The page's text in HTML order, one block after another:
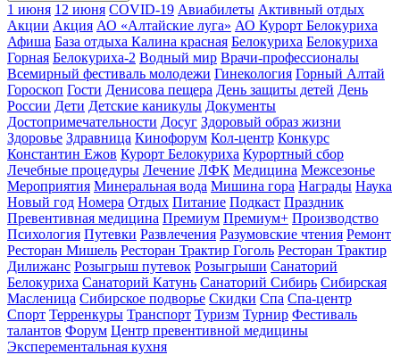
1 июня 12 июня COVID-19 Авиабилеты Активный отдых
Акции Акция АО «Алтайские луга» АО Курорт Белокуриха
Афиша База отдыха Калина красная Белокуриха Белокуриха
Горная Белокуриха-2 Водный мир Врачи-профессионалы
Всемирный фестиваль молодежи Гинекология Горный Алтай
Гороскоп Гости Денисова пещера День защиты детей День
России Дети Детские каникулы Документы
Достопримечательности Досуг Здоровый образ жизни
Здоровье Здравница Кинофорум Кол-центр Конкурс
Константин Ежов Курорт Белокуриха Курортный сбор
Лечебные процедуры Лечение ЛФК Медицина Межсезонье
Мероприятия Минеральная вода Мишина гора Награды Наука
Новый год Номера Отдых Питание Подкаст Праздник
Превентивная медицина Премиум Премиум+ Производство
Психология Путевки Развлечения Разумовские чтения Ремонт
Ресторан Мишель Ресторан Трактир Гоголь Ресторан Трактир
Дилижанс Розыгрыш путевок Розыгрыши Санаторий
Белокуриха Санаторий Катунь Санаторий Сибирь Сибирская
Масленица Сибирское подворье Скидки Спа Спа-центр
Спорт Терренкуры Транспорт Туризм Турнир Фестиваль
талантов Форум Центр превентивной медицины
Эксперементальная кухня